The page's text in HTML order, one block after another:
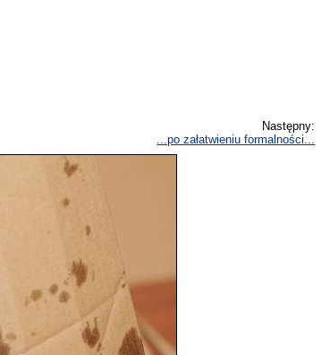
Następny:
...po załatwieniu formalności...